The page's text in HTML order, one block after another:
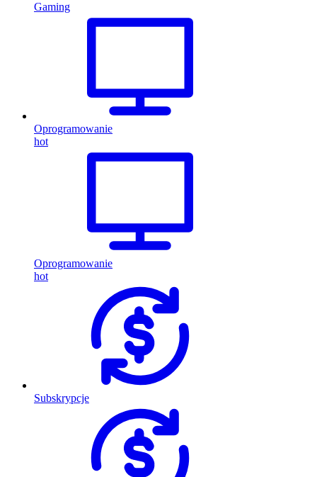
Gaming
Oprogramowanie
hot
Oprogramowanie
hot
Subskrypcje